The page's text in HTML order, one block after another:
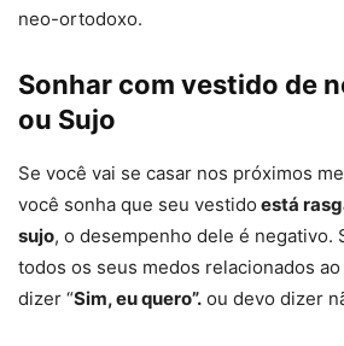
neo-ortodoxo.
Sonhar com vestido de
ou Sujo
Se você vai se casar nos próximos
você sonha que seu vestido está
sujo, o desempenho dele é negativo.
todos os seus medos relacionados
dizer “Sim, eu quero”. ou devo dizer